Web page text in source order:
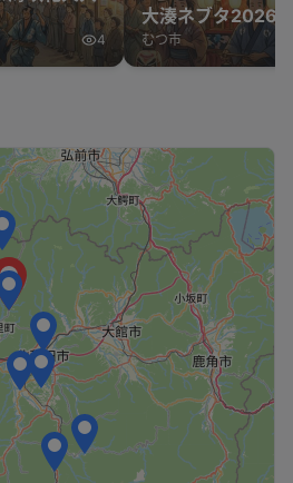
4
大湊ネブタ2026
むつ市